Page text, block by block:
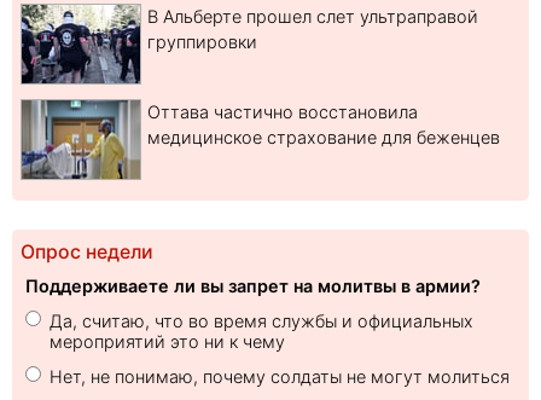
В Альберте прошел слет ультраправой
группировки
Оттава частично восстановила
медицинское страхование для беженцев
Опрос недели
Поддерживаете ли вы запрет на молитвы в армии?
Да, считаю, что во время службы и официальных
мероприятий это ни к чему
Нет, не понимаю, почему солдаты не могут молиться